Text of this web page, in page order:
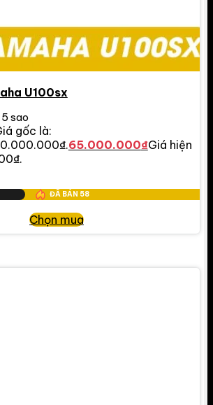
U100sx
sao
gốc là:
65.000.000₫Giá hiện
ĐÃ BÁN 58
Chọn mua